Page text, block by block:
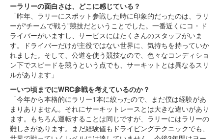
ーラリーの面白さは、どこに感じている？
「昨年、ラリーにスポット参戦した時に印象的だったのは、ラリ
ーが“チームで戦う”競技だということでした。一番近くにコ・ド
ライバーがいますし、サービスにはたくさんのスタッフがいま
す。ドライバーだけが主役ではない世界に、気持ちを持っていか
れました。そして、公道を使う競技なので、色々なコンディショ
ン下でスピードを競うという点でも、サーキットとは異なるスリ
ルがあります」
ーいつ頃までにWRC参戦を考えているのか？
「今年から本格的にラリー1本に絞ったので、まだ僕は経験があ
まりありません。それにサーキットレースとは大きな違いがあり
ます。もちろん運転することは同じですが、ラリーにはラリーの
難しさがあります。まだ経験値もドライビングテクニックでも、